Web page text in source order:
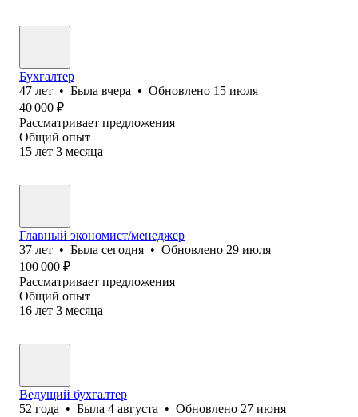
Бухгалтер
47 лет • Была вчера • Обновлено 15 июля
40 000 ₽
Рассматривает предложения
Общий опыт
15 лет 3 месяца
Главный экономист/менеджер
37 лет • Была сегодня • Обновлено 29 июля
100 000 ₽
Рассматривает предложения
Общий опыт
16 лет 3 месяца
Ведущий бухгалтер
52 года • Была 4 августа • Обновлено 27 июня